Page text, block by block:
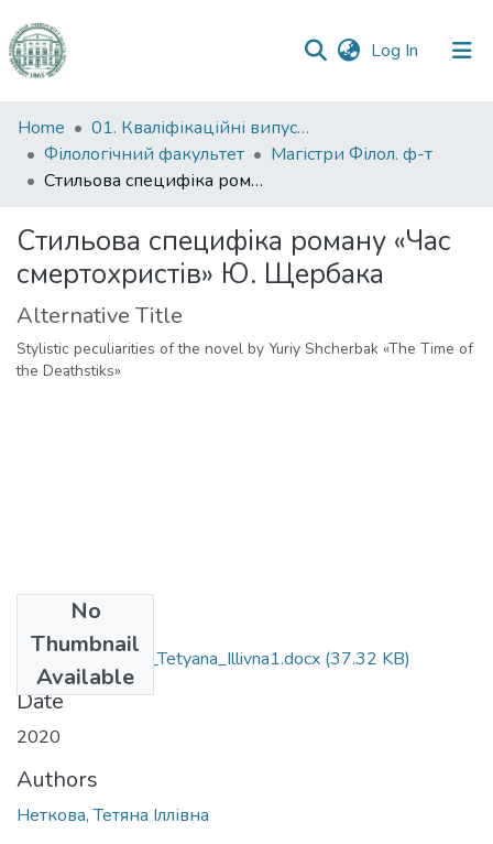
Log In (current)
Communities
&
Collections
Statistics
Home
01. Кваліфікаційні випускні роботи здобувачів вищої освіти
Філологічний факультет
Магістри Філол. ф-т
Стильова специфіка роману «Час смертохристів» Ю. Щербака
Стильова специфіка роману «Час
смертохристів» Ю. Щербака
Alternative Title
Stylistic peculiarities of the novel by Yuriy Shcherbak «The Time of
the Deathstiks»
No
Thumbnail
Available
035.01_Netkova_Tetyana_Illivna1.docx (37.32 KB)
Date
2020
Authors
Неткова, Тетяна Іллівна